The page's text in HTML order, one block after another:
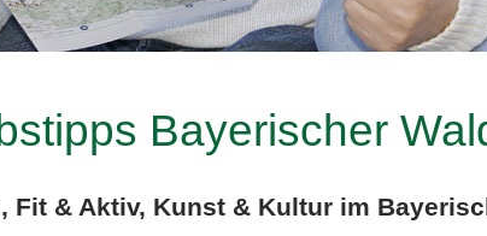
Bayerischer
Fit & Aktiv, Kunst & Kultur im